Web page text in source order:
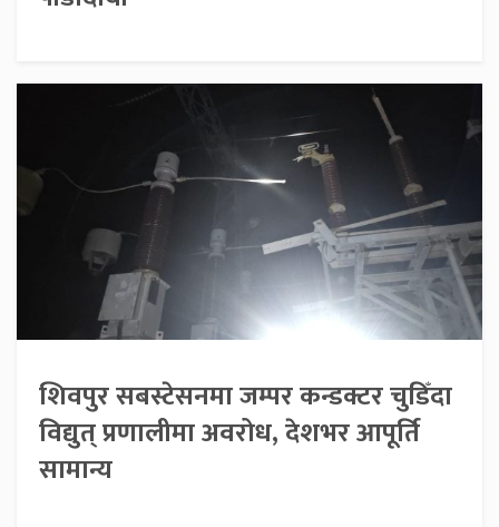
शिवपुर सबस्टेसनमा जम्पर कन्डक्टर चुडिँदा
विद्युत् प्रणालीमा अवरोध, देशभर आपूर्ति
सामान्य